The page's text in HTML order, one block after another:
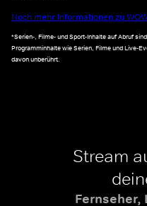
Noch mehr Informationen zu
*Serien-, Filme- und Sport-Inhalte auf Abruf
Programminhalte wie Serien, Filme und Live-
davon unberührt.
Stream
Fernseher,